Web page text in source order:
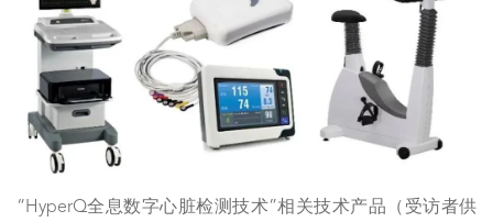
“HyperQ全息数字心脏检测技术”相关技术产品（受访者供